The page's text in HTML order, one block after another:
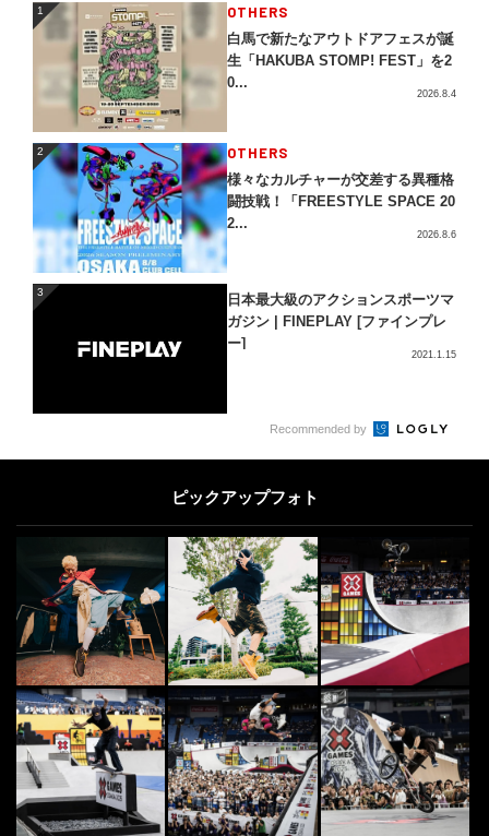
1 OTHERS
白馬で新たなアウトドアフェスが誕
生「HAKUBA STOMP! FEST」を2
0...
2026.8.4
2 OTHERS
様々なカルチャーが交差する異種格
闘技戦！「FREESTYLE SPACE 20
2...
2026.8.6
3
日本最大級のアクションスポーツマ
ガジン | FINEPLAY [ファインプレ
ー]
2021.1.15
CULTURE
Jヴィレッジを舞台に！「Urban Sp
る...
SNOW
雪上サーフィンと呼ばれる“雪板”が
持つ「スリルと浮遊感」を現代に蘇
らせた男
2022.3.14
6 FREESTYLE
“Ko-Suke”フリースタイル・フット
ボールの世界大会『Red Bull St...
2016.11.11
5
6
Recommended by
ピックアップフォト